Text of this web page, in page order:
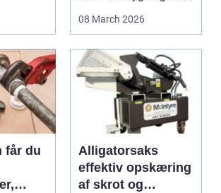
tilbygninger. N...
08 March 2026
får du
Alligatorsaks
effektiv opskæring
af skrot og